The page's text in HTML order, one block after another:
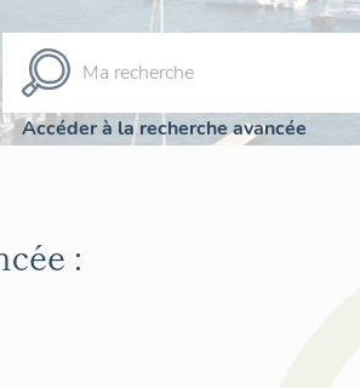
Accéder à la recherche avancée
: